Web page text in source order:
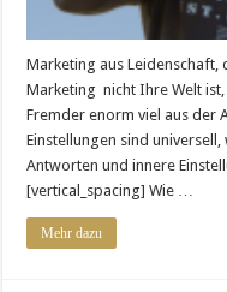
Marketing aus Leidenschaft,
Marketing nicht Ihre Welt
Fremder enorm viel aus der
Einstellungen sind
Antworten und innere
[vertical_spacing] Wie …
Mehr dazu